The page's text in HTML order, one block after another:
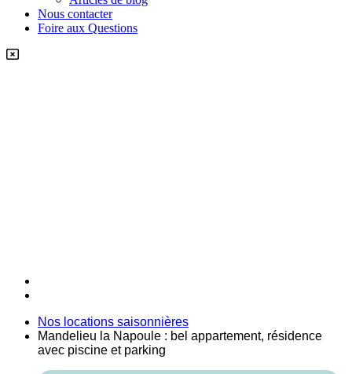
Nous contacter
Foire aux Questions
Nos locations saisonnières
Mandelieu la Napoule : bel appartement, résidence
avec piscine et parking